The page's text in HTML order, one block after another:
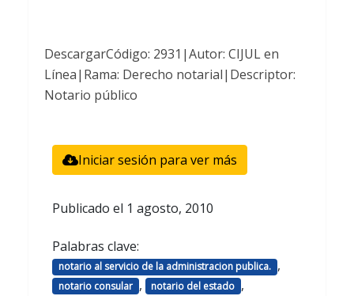
DescargarCódigo: 2931|Autor: CIJUL en
Línea|Rama: Derecho notarial|Descriptor:
Notario público
Iniciar sesión para ver más
Publicado el 1 agosto, 2010
Palabras clave:
notario al servicio de la administracion publica. ,
notario consular , notario del estado ,